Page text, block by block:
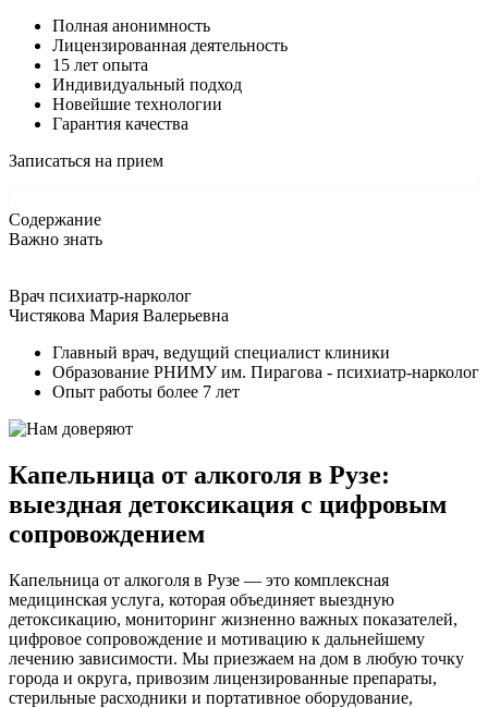
Полная анонимность
Лицензированная деятельность
15 лет опыта
Индивидуальный подход
Новейшие технологии
Гарантия качества
Записаться на прием
Содержание
Важно знать
Врач психиатр-нарколог
Чистякова Мария Валерьевна
Главный врач, ведущий специалист клиники
Образование РНИМУ им. Пирагова - психиатр-нарколог
Опыт работы более 7 лет
Капельница от алкоголя в Рузе:
выездная детоксикация с цифровым
сопровождением
Капельница от алкоголя в Рузе — это комплексная
медицинская услуга, которая объединяет выездную
детоксикацию, мониторинг жизненно важных показателей,
цифровое сопровождение и мотивацию к дальнейшему
лечению зависимости. Мы приезжаем на дом в любую точку
города и округа, привозим лицензированные препараты,
стерильные расходники и портативное оборудование,